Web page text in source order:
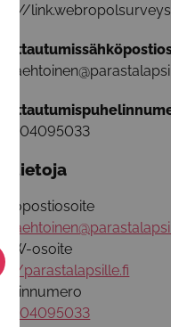
osoite
parastalapsille.fi